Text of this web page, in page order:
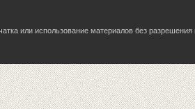
или использование материалов без разрешения